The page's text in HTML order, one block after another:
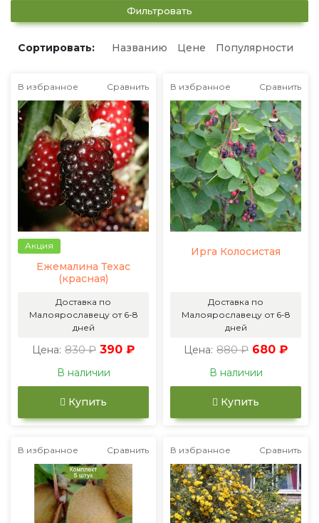
Фильтровать
Сортировать: Названию Цене Популярности
В избранное Сравнить
Акция
Ежемалина Техас
(красная)
Доставка по
Малоярославецу от 6-8
дней
Цена: 830 ₽ 390 ₽
В наличии
Купить
В избранное Сравнить
Ирга Колосистая
Доставка по
Малоярославецу от 6-8
дней
Цена: 880 ₽ 680 ₽
В наличии
Купить
В избранное Сравнить В избранное Сравнить